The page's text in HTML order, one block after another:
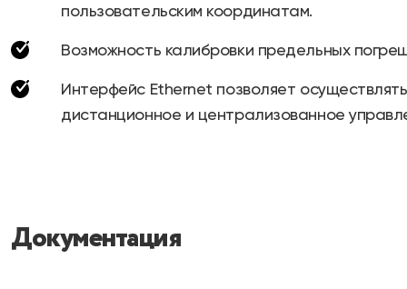
пользовательским координатам.
Возможность калибровки предельных
Интерфейс Ethernet позволяет осуществлять
дистанционное и централизованное
Документация